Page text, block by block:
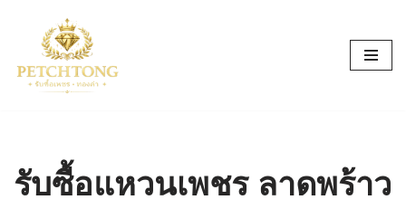
to
content
รับซื้อแหวนเพชร ลาดพร้าว